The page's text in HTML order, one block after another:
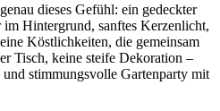
dieses Gefühl: ein gedeckter
Hintergrund, sanftes Kerzenlicht,
Köstlichkeiten, die gemeinsam
Tisch, keine steife Dekoration –
stimmungsvolle Gartenparty mit